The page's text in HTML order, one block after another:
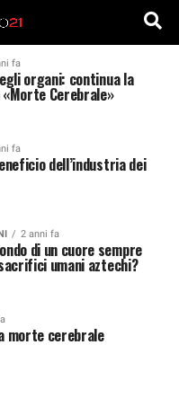
fa
organi: continua la
Cerebrale»
fa
dell’industria dei
2 anni fa
di un cuore sempre
umani aztechi?
morte cerebrale